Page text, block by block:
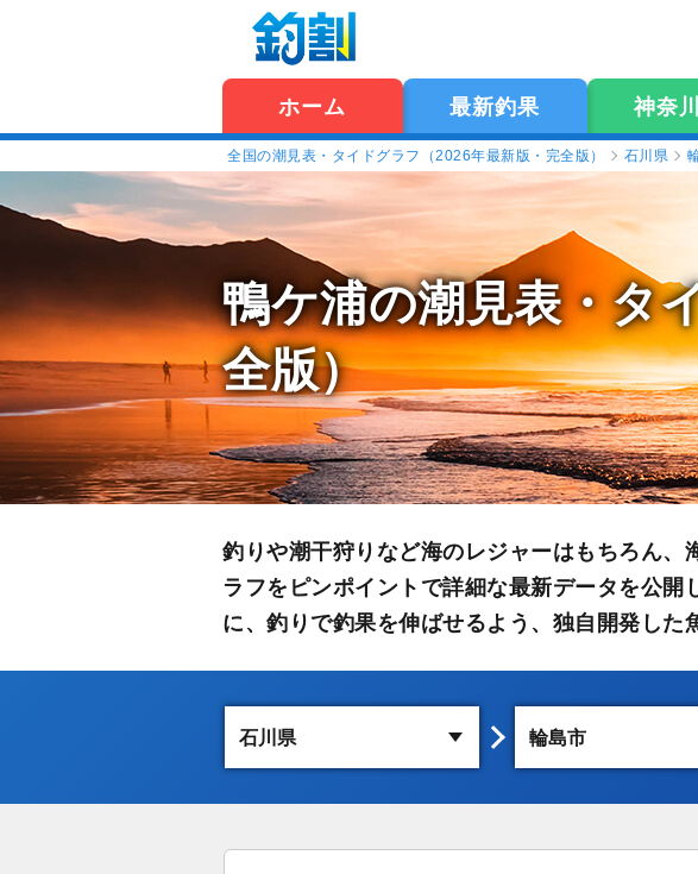
ホーム 最新釣果 神奈
全国の潮見表・タイドグラフ（2026年最新版・完全版） 石川県
鴨ケ浦の潮見表・タ
全版）
釣りや潮干狩りなど海のレジャーはもちろん
ラフをピンポイントで詳細な最新データを公
に、釣りで釣果を伸ばせるよう、独自開発した